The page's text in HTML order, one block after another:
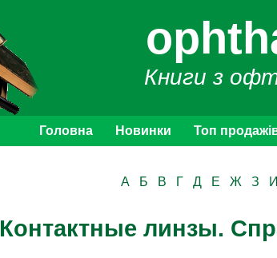
Книги з
Головна Новинки Топ
А Б В Г Д Е Ж З И
Контактные линзы.